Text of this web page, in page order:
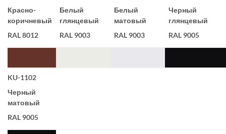
Красно-
коричневый
RAL 8012
Белый
глянцевый
RAL 9003
Белый
матовый
RAL 9003
Черный
глянцевый
RAL 9005
KU-1102
Черный
матовый
RAL 9005